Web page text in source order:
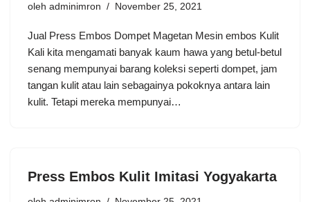
oleh adminimron November 25, 2021
Jual Press Embos Dompet Magetan Mesin embos Kulit
Kali kita mengamati banyak kaum hawa yang betul-betul
senang mempunyai barang koleksi seperti dompet, jam
tangan kulit atau lain sebagainya pokoknya antara lain
kulit. Tetapi mereka mempunyai…
Press Embos Kulit Imitasi Yogyakarta